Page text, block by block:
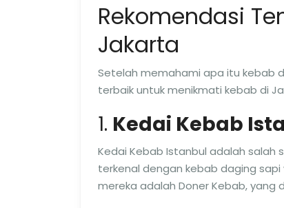
Rekomendasi
Jakarta
Setelah memahami apa itu kebab
terbaik untuk menikmati kebab di
1. Kedai Kebab
Kedai Kebab Istanbul adalah
terkenal dengan kebab daging
mereka adalah Doner Kebab, yang